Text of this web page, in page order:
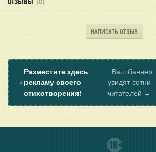
ОТЗЫВЫ (0)
НАПИСАТЬ ОТЗЫВ
⭐
Разместите здесь
рекламу своего
стихотворения!
Ваш баннер
увидят сотни
читателей →